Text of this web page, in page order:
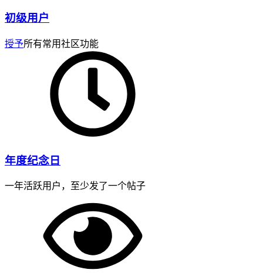
初级用户
授予所有常用社区功能
年度纪念日
一年活跃用户，至少发了一个帖子